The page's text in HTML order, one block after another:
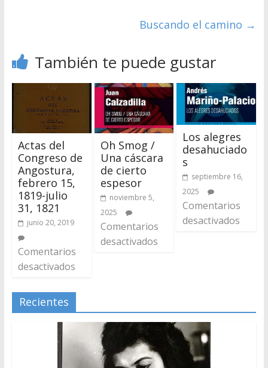
Buscando el camino →
También te puede gustar
Actas del
Congreso de
Angostura,
febrero 15,
1819-julio
31, 1821
junio 20, 2019
Comentarios
desactivados
Oh Smog /
Una cáscara
de cierto
espesor
noviembre 5,
2025
Comentarios
desactivados
Los alegres
desahuciado
s
septiembre 16,
2025
Comentarios
desactivados
Recientes